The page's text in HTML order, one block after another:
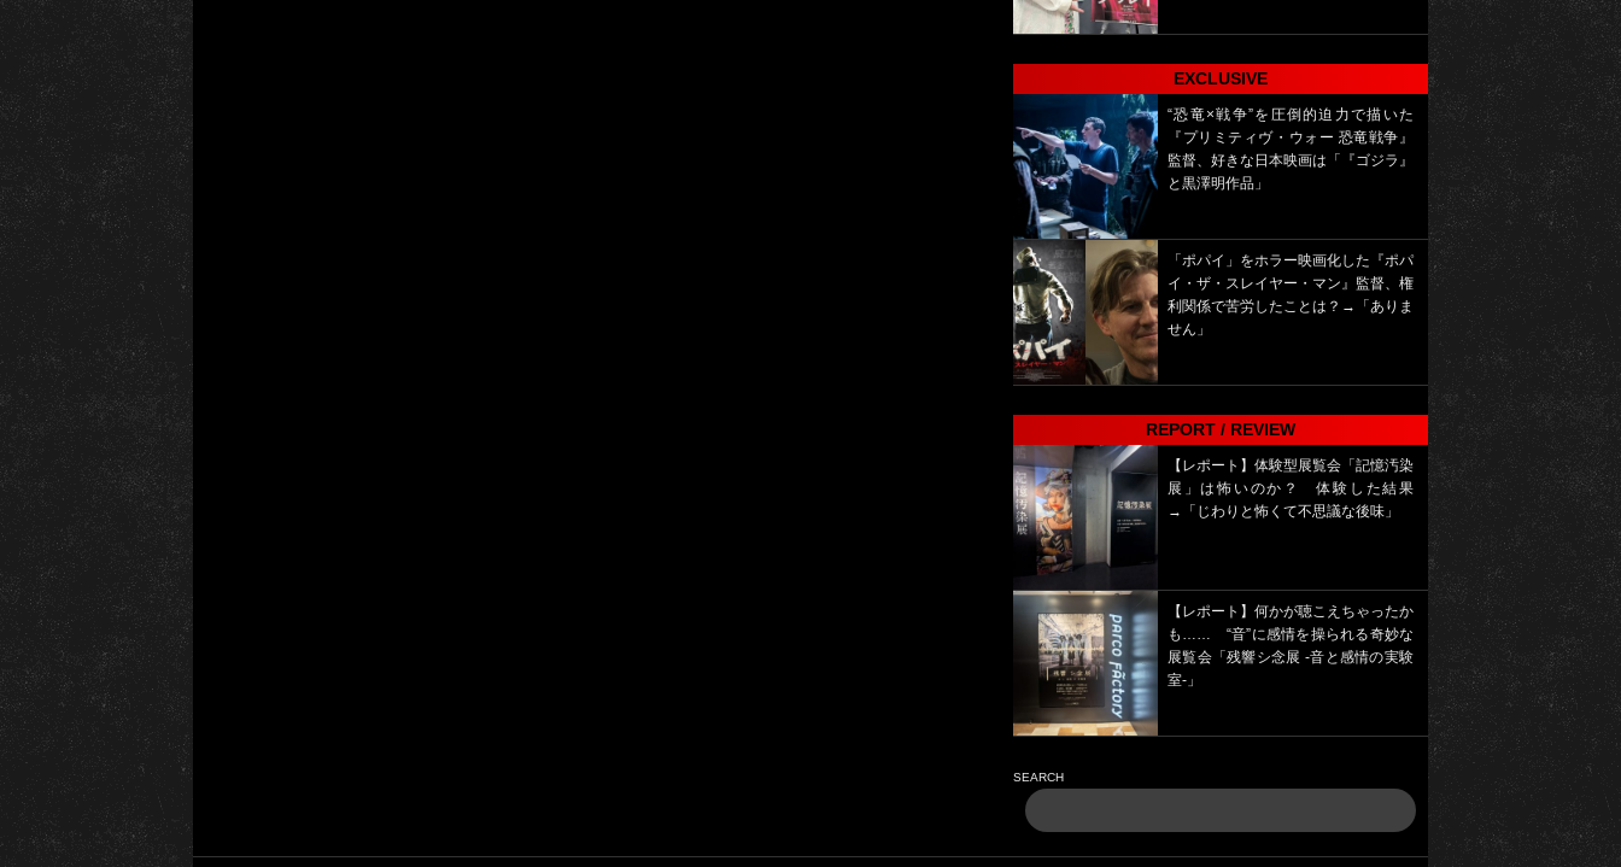
EXCLUSIVE
“恐竜×戦争”を圧倒的迫力で描いた
『プリミティヴ・ウォー 恐竜戦争』
監督、好きな日本映画は「『ゴジラ』
と黒澤明作品」
「ポパイ」をホラー映画化した『ポパ
イ・ザ・スレイヤー・マン』監督、権
利関係で苦労したことは？→「ありま
せん」
REPORT / REVIEW
【レポート】体験型展覧会「記憶汚染
展」は怖いのか？ 体験した結果
→「じわりと怖くて不思議な後味」
【レポート】何かが聴こえちゃったか
も…… “音”に感情を操られる奇妙な
展覧会「残響シ念展 -⾳と感情の実験
室-」
SEARCH